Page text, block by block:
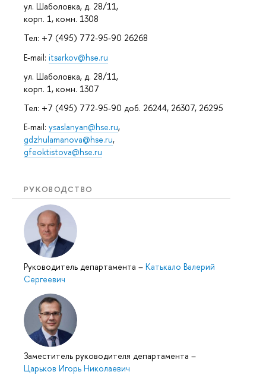
ул. Шаболовка, д. 28/11,
корп. 1, комн. 1308
Тел: +7 (495) 772-95-90 26268
E-mail: itsarkov@hse.ru
ул. Шаболовка, д. 28/11,
корп. 1, комн. 1307
Тел: +7 (495) 772-95-90 доб. 26244, 26307, 26295
E-mail: ysaslanyan@hse.ru,
gdzhulamanova@hse.ru,
gfeoktistova@hse.ru
РУКОВОДСТВО
Руководитель департамента – Катькало Валерий
Сергеевич
Заместитель руководителя департамента –
Царьков Игорь Николаевич